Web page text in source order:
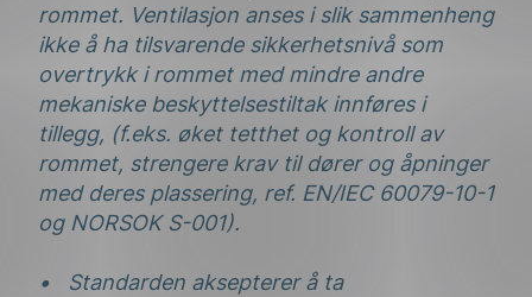
rommet. Ventilasjon anses i slik sammenheng
ikke å ha tilsvarende sikkerhetsnivå som
overtrykk i rommet med mindre andre
mekaniske beskyttelsestiltak innføres i
tillegg, (f.eks. øket tetthet og kontroll av
rommet, strengere krav til dører og åpninger
med deres plassering, ref. EN/IEC 60079-10-1
og NORSOK S-001).
• Standarden aksepterer å ta